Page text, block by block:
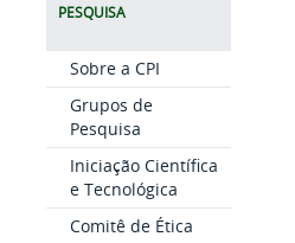
PESQUISA
Sobre a CPI
Grupos de
Pesquisa
Iniciação Científica
e Tecnológica
Comitê de Ética